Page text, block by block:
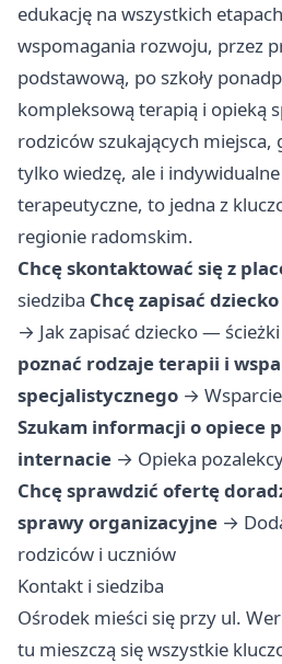
edukację na wszystkich
wspomagania rozwoju, przez
podstawową, po szkoły
kompleksową terapią i opieką
rodziców szukających miejsca,
tylko wiedzę, ale i
terapeutyczne, to jedna z
regionie radomskim.
Chcę skontaktować się z
siedziba Chcę zapisać
→ Jak zapisać dziecko —
poznać rodzaje terapii i
specjalistycznego →
Szukam informacji o opiece
internacie → Opieka
Chcę sprawdzić ofertę
sprawy organizacyjne →
rodziców i uczniów
Kontakt i siedziba
Ośrodek mieści się przy ul.
tu mieszczą się wszystkie